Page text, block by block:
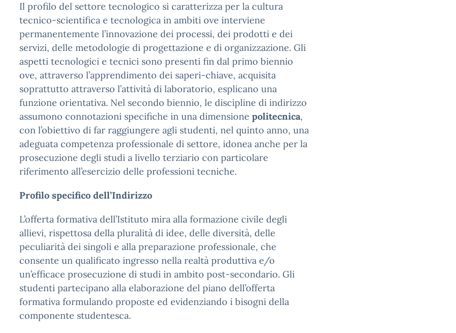
Il profilo del settore tecnologico si caratterizza per la cultura
tecnico-scientifica e tecnologica in ambiti ove interviene
permanentemente l’innovazione dei processi, dei prodotti e dei
servizi, delle metodologie di progettazione e di organizzazione. Gli
aspetti tecnologici e tecnici sono presenti fin dal primo biennio
ove, attraverso l’apprendimento dei saperi-chiave, acquisita
soprattutto attraverso l’attività di laboratorio, esplicano una
funzione orientativa. Nel secondo biennio, le discipline di indirizzo
assumono connotazioni specifiche in una dimensione politecnica,
con l’obiettivo di far raggiungere agli studenti, nel quinto anno, una
adeguata competenza professionale di settore, idonea anche per la
prosecuzione degli studi a livello terziario con particolare
riferimento all’esercizio delle professioni tecniche.
Profilo specifico dell’Indirizzo
L’offerta formativa dell’Istituto mira alla formazione civile degli
allievi, rispettosa della pluralità di idee, delle diversità, delle
peculiarità dei singoli e alla preparazione professionale, che
consente un qualificato ingresso nella realtà produttiva e/o
un’efficace prosecuzione di studi in ambito post-secondario. Gli
studenti partecipano alla elaborazione del piano dell’offerta
formativa formulando proposte ed evidenziando i bisogni della
componente studentesca.